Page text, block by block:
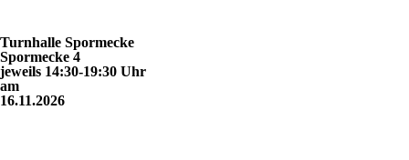
Turnhalle Spormecke
Spormecke 4
jeweils 14:30-19:30 Uhr
am
16.11.2026